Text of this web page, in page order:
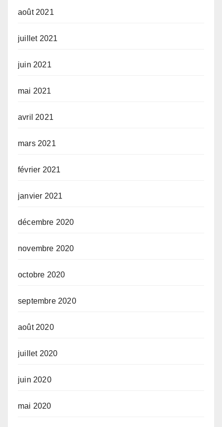
août 2021
juillet 2021
juin 2021
mai 2021
avril 2021
mars 2021
février 2021
janvier 2021
décembre 2020
novembre 2020
octobre 2020
septembre 2020
août 2020
juillet 2020
juin 2020
mai 2020